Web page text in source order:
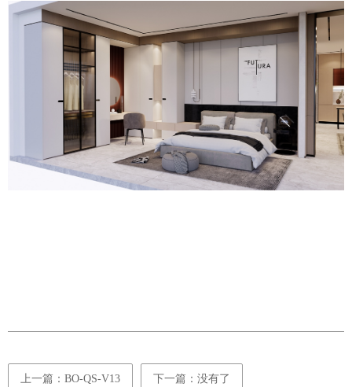
上一篇：BO-QS-V13 下一篇：没有了